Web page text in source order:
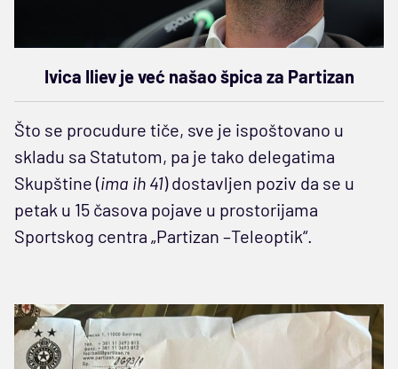
Ivica Iliev je već našao špica za Partizan
Što se procudure tiče, sve je ispoštovano u
skladu sa Statutom, pa je tako delegatima
Skupštine (ima ih 41) dostavljen poziv da se u
petak u 15 časova pojave u prostorijama
Sportskog centra „Partizan –Teleoptik“.